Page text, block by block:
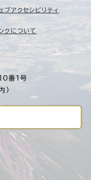
番1号
ブアクセシビリティ
クについて